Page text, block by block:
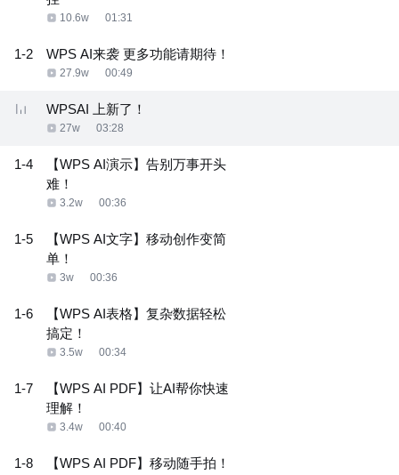
10.6w 01:31
1-2 WPS AI来袭 更多功能请期待！
27.9w 00:49
WPSAI 上新了！
27w 03:28
1-4
【WPS AI演示】告别万事开头
难！
3.2w 00:36
1-5
【WPS AI文字】移动创作变简
单！
3w 00:36
1-6
【WPS AI表格】复杂数据轻松
搞定！
3.5w 00:34
1-7
【WPS AI PDF】让AI帮你快速
理解！
3.4w 00:40
1-8 【WPS AI PDF】移动随手拍！